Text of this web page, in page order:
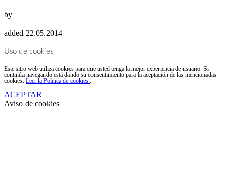
by
|
added 22.05.2014
Uso de cookies
Este sitio web utiliza cookies para que usted tenga la mejor experiencia de usuario. Si
continúa navegando está dando su consentimiento para la aceptación de las mencionadas
cookies. Leer la Politica de cookies..
ACEPTAR
Aviso de cookies